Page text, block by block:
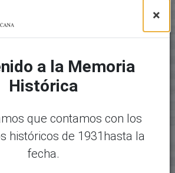
×
a la Memoria
Histórica
que contamos con los
históricos de 1931hasta la
fecha.